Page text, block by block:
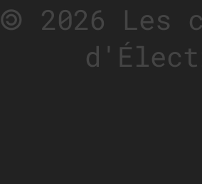
🄯 2026 Les